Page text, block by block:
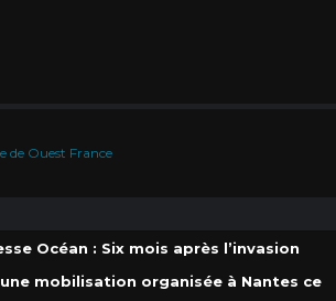
de Ouest France
Océan : Six mois après l’invasion
une mobilisation organisée à Nantes ce